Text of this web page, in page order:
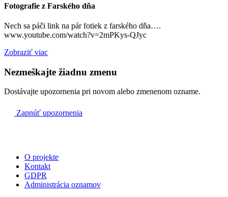
So
21.1.
Ne
22.1.
Šalgovík:
Piatok 18:00
Nedeľa 8:00 – zbierka na pomoc farnosti
Sečovská Polianka
Fotografie z Farského dňa
Nech sa páči link na pár fotiek z farského dňa….
www.youtube.com/watch?v=2mPKys-QJyc
Zobraziť viac
Nezmeškajte žiadnu zmenu
Dostávajte upozornenia pri novom alebo zmenenom ozname.
Zapnúť upozornenia
O projekte
Kontakt
GDPR
Administrácia oznamov